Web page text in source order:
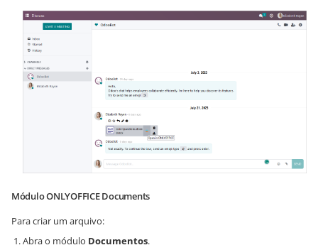
Módulo ONLYOFFICE Documents
Para criar um arquivo:
Abra o módulo Documentos.